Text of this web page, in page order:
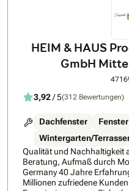
Tür erhält ein Zertifikat mit
zu: Sicherheit, Dichtigkeit,
HEIM & HAUS
GmbH
3,92/ 5(312 Bewertungen)
Dachfenster Fenster
Wintergarten/
Qualität und Nachhaltigkeit aus
Beratung, Aufmaß durch
Germany 40 Jahre Erfahrung, 1.450 Mitarbeiter, 1,2
Millionen zufriedene Kunden Sonnenschutz,